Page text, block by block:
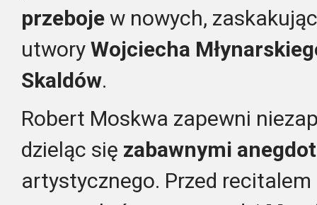
przeboje w nowych,
utwory Wojciecha
Skaldów.
Robert Moskwa zapewni
dzieląc się zabawnymi
artystycznego. Przed